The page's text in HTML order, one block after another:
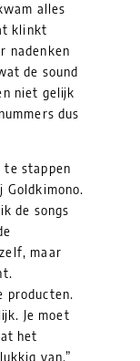
alles
klinkt
nadenken
de sound
niet gelijk
dus
te stappen
Goldkimono.
de songs
maar
producten.
Je moet
het
van.”